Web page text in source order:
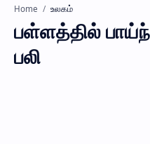
Home உலகம்
பள்ளத்தில்
பலி